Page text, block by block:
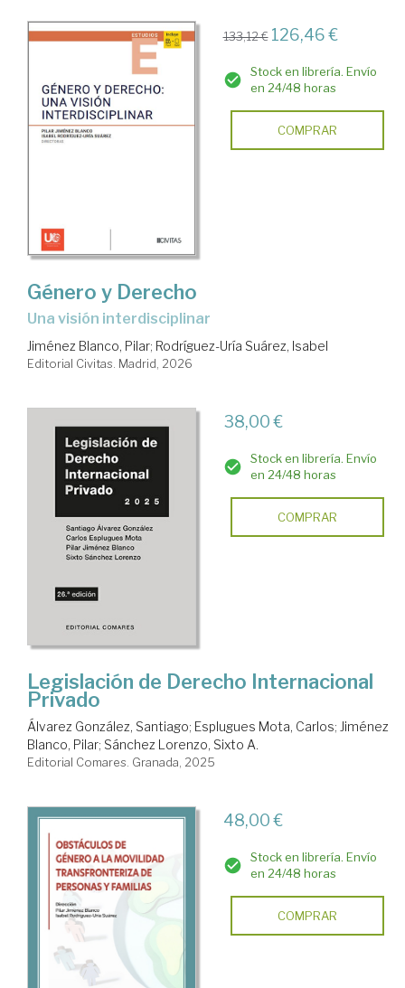
133,12 € 126,46 €
Stock en librería. Envío
en 24/48 horas
COMPRAR
Género y Derecho
una visión interdisciplinar
Jiménez Blanco, Pilar; Rodríguez-Uría Suárez, Isabel
Editorial Civitas. Madrid, 2026
38,00 €
Stock en librería. Envío
en 24/48 horas
COMPRAR
Legislación de Derecho Internacional
Privado
Álvarez González, Santiago; Esplugues Mota, Carlos; Jiménez
Blanco, Pilar; Sánchez Lorenzo, Sixto A.
Editorial Comares. Granada, 2025
48,00 €
Stock en librería. Envío
en 24/48 horas
COMPRAR